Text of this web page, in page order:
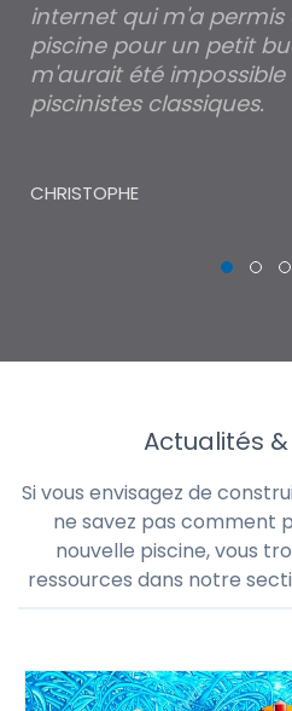
internet qui m'a
piscine pour un petit
m'aurait été impossible
piscinistes classiques.
CHRISTOPHE
Actualités
Si vous envisagez de
ne savez pas comment
nouvelle piscine, vous
ressources dans notre